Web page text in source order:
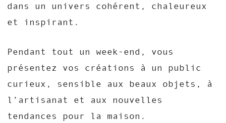
dans un univers cohérent, chaleureux
et inspirant.
Pendant tout un week-end, vous
présentez vos créations à un public
curieux, sensible aux beaux objets, à
l’artisanat et aux nouvelles
tendances pour la maison.